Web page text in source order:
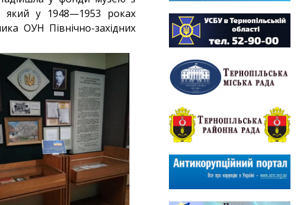
який у 1948—1953 роках
ОУН Північно-західних